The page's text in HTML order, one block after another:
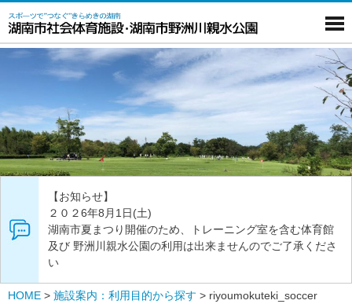
【お知らせ】
２０２6年8月1日(土)
湖南市夏まつり開催のため、トレーニング室を含む体育館
及び 野洲川親水公園の利用は出来ませんのでご了承くださ
い
HOME > 施設案内：利用目的から探す > riyoumokuteki_soccer